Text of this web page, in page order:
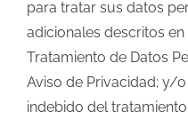
para tratar sus datos
adicionales descritos
Tratamiento de Datos
Aviso de Privacidad; y/
indebido del